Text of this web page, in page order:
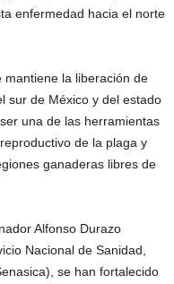
enfermedad hacia el norte
la liberación de
sur de México y del estado
una de las herramientas
de la plaga y
ganaderas libres de
Alfonso Durazo
Nacional de Sanidad,
se han fortalecido